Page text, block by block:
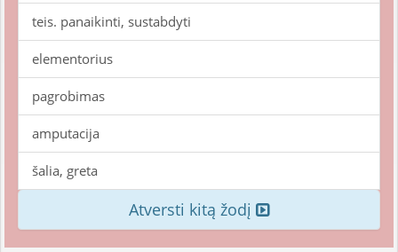
teis. panaikinti, sustabdyti
elementorius
pagrobimas
amputacija
šalia, greta
Atversti kitą žodį